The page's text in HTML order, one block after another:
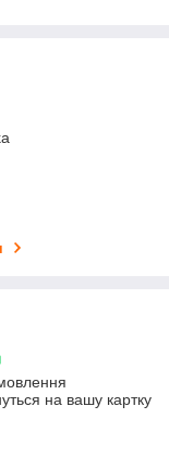
на вашу картку